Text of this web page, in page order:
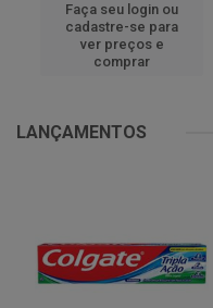
Faça seu login ou
cadastre-se para
ver preços e
comprar
LANÇAMENTOS